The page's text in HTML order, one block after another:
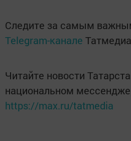
Следите за самым
Telegram-канале Татмедиа
Читайте новости
национальном
https://max.ru/tatmedia